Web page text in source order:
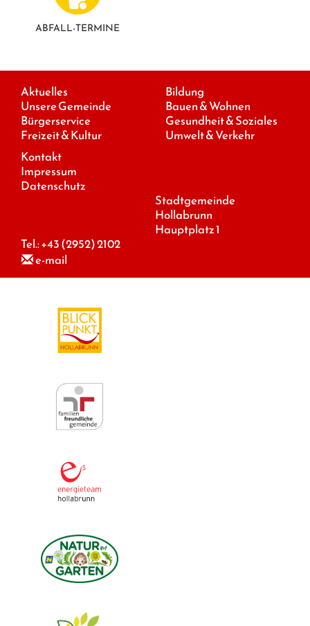
ABFALL-TERMINE
Aktuelles
Unsere Gemeinde
Bürgerservice
Freizeit & Kultur
Bildung
Bauen & Wohnen
Gesundheit & Soziales
Umwelt & Verkehr
Kontakt
Impressum
Datenschutz
Stadtgemeinde
Hollabrunn
Hauptplatz 1
Tel.:+43 (2952) 2102
e-mail